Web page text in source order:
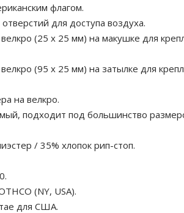
флагом.
для доступа воздуха.
велкро (25 x 25 мм) на макушке для
велкро (95 x 25 мм) на затылке для
на велкро.
подходит под большинство
/ 35% хлопок рип-стоп.
(NY, USA).
для США.